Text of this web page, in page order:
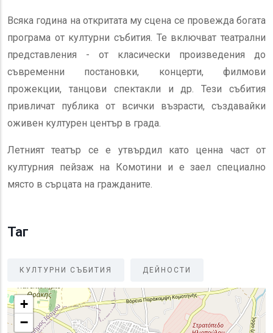
Всяка година на откритата му сцена се провежда богата
програма от културни събития. Те включват театрални
представления - от класически произведения до
съвременни постановки, концерти, филмови
прожекции, танцови спектакли и др. Тези събития
привличат публика от всички възрасти, създавайки
оживен културен център в града.
Летният театър се е утвърдил като ценна част от
културния пейзаж на Комотини и е заел специално
място в сърцата на гражданите.
Таг
КУЛТУРНИ СЪБИТИЯ ДЕЙНОСТИ
+
−